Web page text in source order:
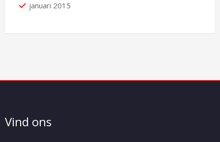
januari 2015
Vind ons